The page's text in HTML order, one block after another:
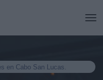
en Cabo San Lucas.